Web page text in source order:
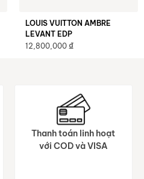
LOUIS VUITTON AMBRE
LEVANT EDP
12,800,000 ₫
Thanh toán linh hoạt
với COD và VISA